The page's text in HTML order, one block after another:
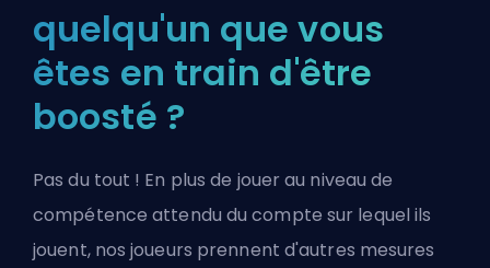
quelqu'un que vous
êtes en train d'être
boosté ?
Pas du tout ! En plus de jouer au niveau de
compétence attendu du compte sur lequel ils
jouent, nos joueurs prennent d'autres mesures